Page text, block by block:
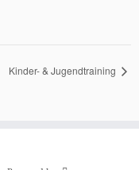
Kinder- & Jugendtraining